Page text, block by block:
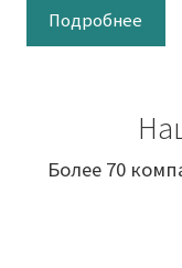
Подробнее
Более 70